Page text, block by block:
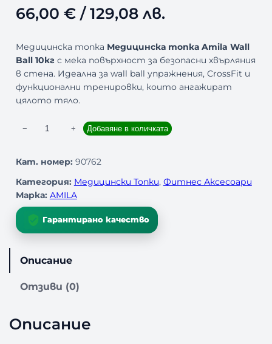
66,00 €/ 129,08 лв.
Медицинска топка Медицинска топка Amila Wall
Ball 10кг с мека повърхност за безопасни хвърляния
в стена. Идеална за wall ball упражнения, CrossFit и
функционални тренировки, които ангажират
цялото тяло.
л
ч
е
с
т
М
д
и
− + Добавяне в количката
Кат. номер: 90762
Категория: Медицински Топки, Фитнес Аксесоари
Марка: AMILA
Гарантирано качество
Описание
Отзиви (0)
Описание